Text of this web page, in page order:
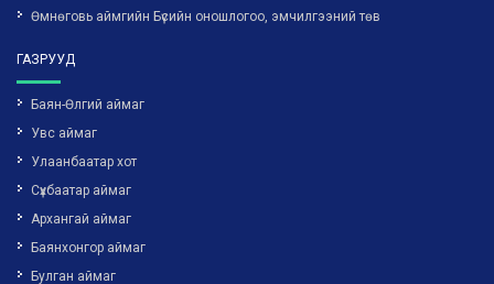
Өмнөговь аймгийн Бүсийн оношлогоо, эмчилгээний төв
ГАЗРУУД
Баян-Өлгий аймаг
Увс аймаг
Улаанбаатар хот
Сүхбаатар аймаг
Архангай аймаг
Баянхонгор аймаг
Булган аймаг